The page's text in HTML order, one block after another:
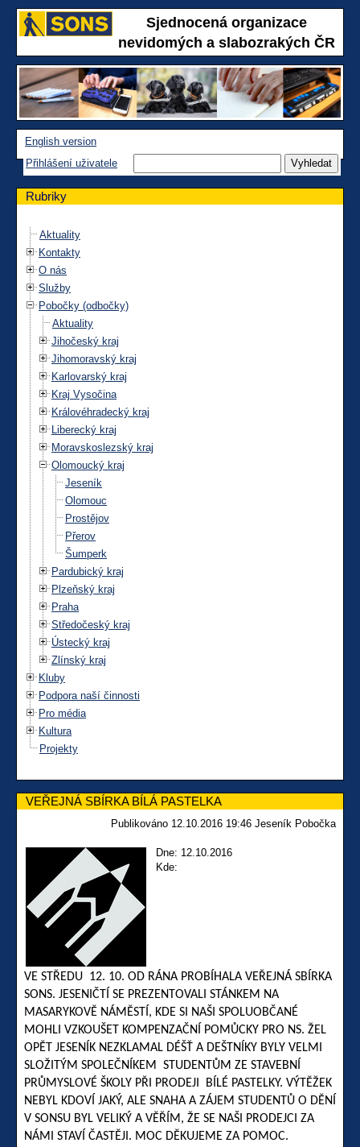
Sjednocená organizace
nevidomých a slabozrakých ČR
English version
Přihlášení uživatele
Rubriky
Aktuality
Kontakty
O nás
Služby
Pobočky (odbočky)
Aktuality
Jihočeský kraj
Jihomoravský kraj
Karlovarský kraj
Kraj Vysočina
Královéhradecký kraj
Liberecký kraj
Moravskoslezský kraj
Olomoucký kraj
Jeseník
Olomouc
Prostějov
Přerov
Šumperk
Pardubický kraj
Plzeňský kraj
Praha
Středočeský kraj
Ústecký kraj
Zlínský kraj
Kluby
Podpora naší činnosti
Pro média
Kultura
Projekty
VEŘEJNÁ SBÍRKA BÍLÁ PASTELKA
Publikováno 12.10.2016 19:46 Jeseník Pobočka
Dne: 12.10.2016
Kde:
VE STŘEDU 12. 10. OD RÁNA PROBÍHALA VEŘEJNÁ SBÍRKA
SONS. JESENIČTÍ SE PREZENTOVALI STÁNKEM NA
MASARYKOVĚ NÁMĚSTÍ, KDE SI NAŠI SPOLUOBČANÉ
MOHLI VZKOUŠET KOMPENZAČNÍ POMŮCKY PRO NS. ŽEL
OPĚT JESENÍK NEZKLAMAL DÉŠŤ A DEŠTNÍKY BYLY VELMI
SLOŽITÝM SPOLEČNÍKEM STUDENTŮM ZE STAVEBNÍ
PRŮMYSLOVÉ ŠKOLY PŘI PRODEJI BÍLÉ PASTELKY. VÝTĚŽEK
NEBYL KDOVÍ JAKÝ, ALE SNAHA A ZÁJEM STUDENTŮ O DĚNÍ
V SONSU BYL VELIKÝ A VĚŘÍM, ŽE SE NAŠI PRODEJCI ZA
NÁMI STAVÍ ČASTĚJI. MOC DĚKUJEME ZA POMOC.